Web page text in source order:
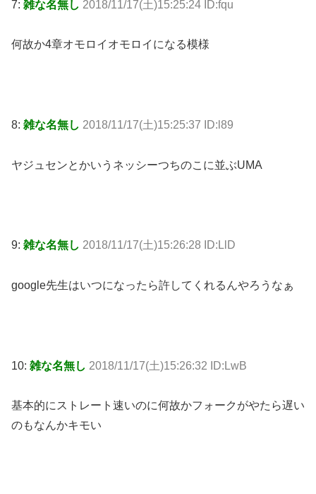
7: 雑な名無し 2018/11/17(土)15:25:24 ID:fqu
何故か4章オモロイオモロイになる模様
8: 雑な名無し 2018/11/17(土)15:25:37 ID:l89
ヤジュセンとかいうネッシーつちのこに並ぶUMA
9: 雑な名無し 2018/11/17(土)15:26:28 ID:LlD
google先生はいつになったら許してくれるんやろうなぁ
10: 雑な名無し 2018/11/17(土)15:26:32 ID:LwB
基本的にストレート速いのに何故かフォークがやたら遅い
のもなんかキモい